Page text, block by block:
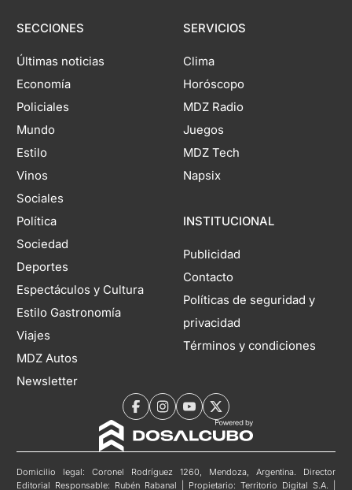
SECCIONES
Últimas noticias
Economía
Policiales
Mundo
Estilo
Vinos
Sociales
Política
Sociedad
Deportes
Espectáculos y Cultura
Estilo Gastronomía
Viajes
MDZ Autos
Newsletter
SERVICIOS
Clima
Horóscopo
MDZ Radio
Juegos
MDZ Tech
Napsix
INSTITUCIONAL
Publicidad
Contacto
Políticas de seguridad y
privacidad
Términos y condiciones
Domicilio legal: Coronel Rodríguez 1260, Mendoza, Argentina. Director
Editorial Responsable: Rubén Rabanal | Propietario: Territorio Digital S.A. |